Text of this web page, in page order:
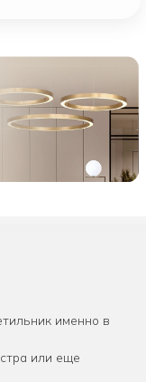
именно в
или еще